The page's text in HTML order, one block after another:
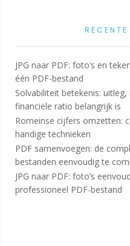
JPG naar PDF: foto’s en
één PDF-bestand
Solvabiliteit betekenis:
financiële ratio belangrijk is
Romeinse cijfers omzetten:
handige technieken
PDF samenvoegen: de
bestanden eenvoudig te
JPG naar PDF: foto’s
professioneel PDF-bestand